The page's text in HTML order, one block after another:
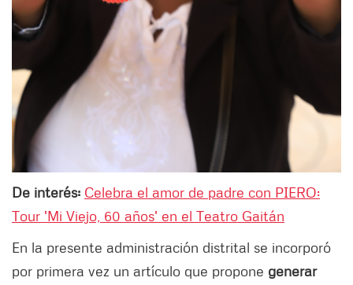
De interés: Celebra el amor de padre con PIERO:
Tour 'Mi Viejo, 60 años' en el Teatro Gaitán
En la presente administración distrital se incorporó
por primera vez un artículo que propone generar